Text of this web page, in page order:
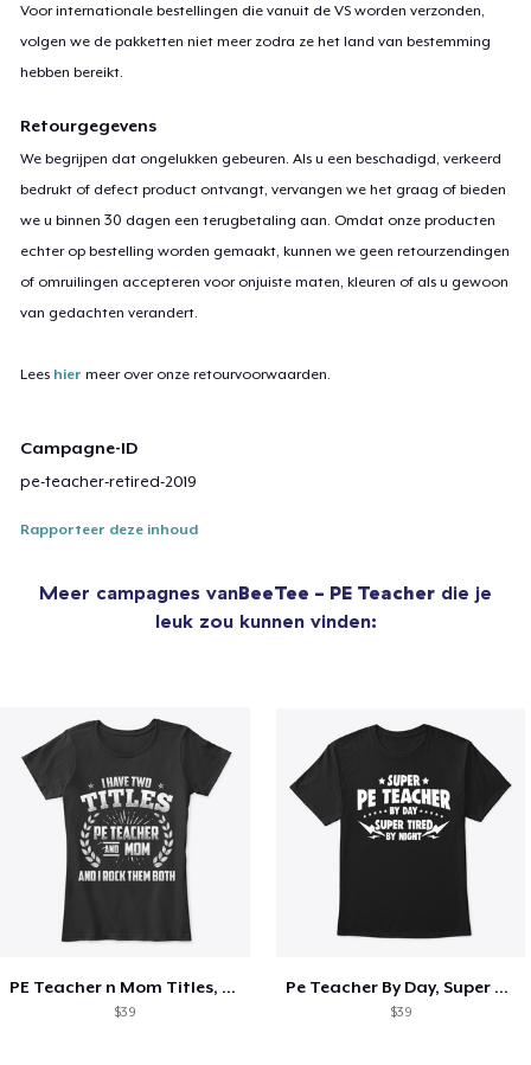
Voor internationale bestellingen die vanuit de VS worden verzonden,
volgen we de pakketten niet meer zodra ze het land van bestemming
hebben bereikt.
Retourgegevens
We begrijpen dat ongelukken gebeuren. Als u een beschadigd, verkeerd
bedrukt of defect product ontvangt, vervangen we het graag of bieden
we u binnen 30 dagen een terugbetaling aan. Omdat onze producten
echter op bestelling worden gemaakt, kunnen we geen retourzendingen
of omruilingen accepteren voor onjuiste maten, kleuren of als u gewoon
van gedachten verandert.
Lees hier meer over onze retourvoorwaarden.
Campagne-ID
pe-teacher-retired-2019
Rapporteer deze inhoud
Meer campagnes vanBeeTee - PE Teacher die je
leuk zou kunnen vinden:
PE Teacher n Mom Titles, Rock Them Both
$39
Pe Teacher By Day, Super Tired By Night
$39